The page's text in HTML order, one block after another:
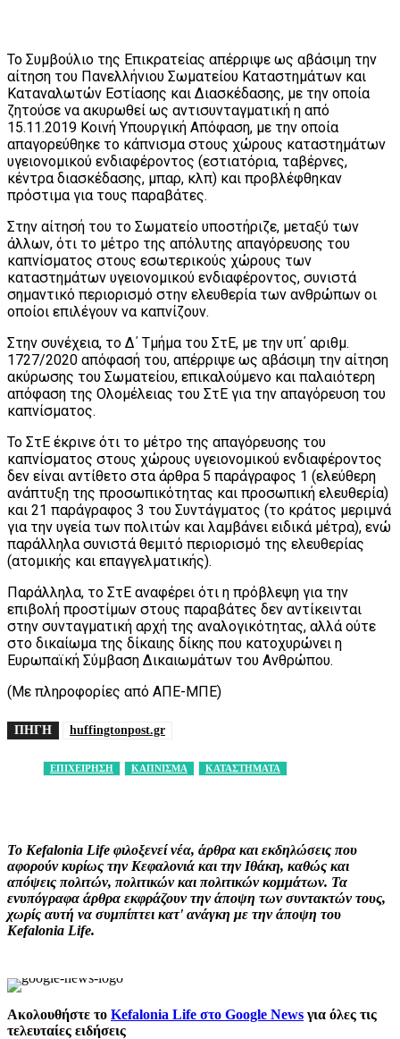
Το Συμβούλιο της Επικρατείας απέρριψε ως αβάσιμη την
αίτηση του Πανελλήνιου Σωματείου Καταστημάτων και
Καταναλωτών Εστίασης και Διασκέδασης, με την οποία
ζητούσε να ακυρωθεί ως αντισυνταγματική η από
15.11.2019 Κοινή Υπουργική Απόφαση, με την οποία
απαγορεύθηκε το κάπνισμα στους χώρους καταστημάτων
υγειονομικού ενδιαφέροντος (εστιατόρια, ταβέρνες,
κέντρα διασκέδασης, μπαρ, κλπ) και προβλέφθηκαν
πρόστιμα για τους παραβάτες.
Στην αίτησή του το Σωματείο υποστήριζε, μεταξύ των
άλλων, ότι το μέτρο της απόλυτης απαγόρευσης του
καπνίσματος στους εσωτερικούς χώρους των
καταστημάτων υγειονομικού ενδιαφέροντος, συνιστά
σημαντικό περιορισμό στην ελευθερία των ανθρώπων οι
οποίοι επιλέγουν να καπνίζουν.
Στην συνέχεια, το Δ΄ Τμήμα του ΣτΕ, με την υπ΄ αριθμ.
1727/2020 απόφασή του, απέρριψε ως αβάσιμη την αίτηση
ακύρωσης του Σωματείου, επικαλούμενο και παλαιότερη
απόφαση της Ολομέλειας του ΣτΕ για την απαγόρευση του
καπνίσματος.
Το ΣτΕ έκρινε ότι το μέτρο της απαγόρευσης του
καπνίσματος στους χώρους υγειονομικού ενδιαφέροντος
δεν είναι αντίθετο στα άρθρα 5 παράγραφος 1 (ελεύθερη
ανάπτυξη της προσωπικότητας και προσωπική ελευθερία)
και 21 παράγραφος 3 του Συντάγματος (το κράτος μεριμνά
για την υγεία των πολιτών και λαμβάνει ειδικά μέτρα), ενώ
παράλληλα συνιστά θεμιτό περιορισμό της ελευθερίας
(ατομικής και επαγγελματικής).
Παράλληλα, το ΣτΕ αναφέρει ότι η πρόβλεψη για την
επιβολή προστίμων στους παραβάτες δεν αντίκεινται
στην συνταγματική αρχή της αναλογικότητας, αλλά ούτε
στο δικαίωμα της δίκαιης δίκης που κατοχυρώνει η
Ευρωπαϊκή Σύμβαση Δικαιωμάτων του Ανθρώπου.
(Με πληροφορίες από ΑΠΕ-ΜΠΕ)
ΠΗΓΗ huffingtonpost.gr
ΕΠΙΧΕΙΡΗΣΗ ΚΑΠΝΙΣΜΑ ΚΑΤΑΣΤΗΜΑΤΑ
Το Kefalonia Life φιλοξενεί νέα, άρθρα και εκδηλώσεις που
αφορούν κυρίως την Κεφαλονιά και την Ιθάκη, καθώς και
απόψεις πολιτών, πολιτικών και πολιτικών κομμάτων. Τα
ενυπόγραφα άρθρα εκφράζουν την άποψη των συντακτών τους,
χωρίς αυτή να συμπίπτει κατ' ανάγκη με την άποψη του
Kefalonia Life.
Ακολουθήστε το Kefalonia Life στο Google News για όλες τις
τελευταίες ειδήσεις